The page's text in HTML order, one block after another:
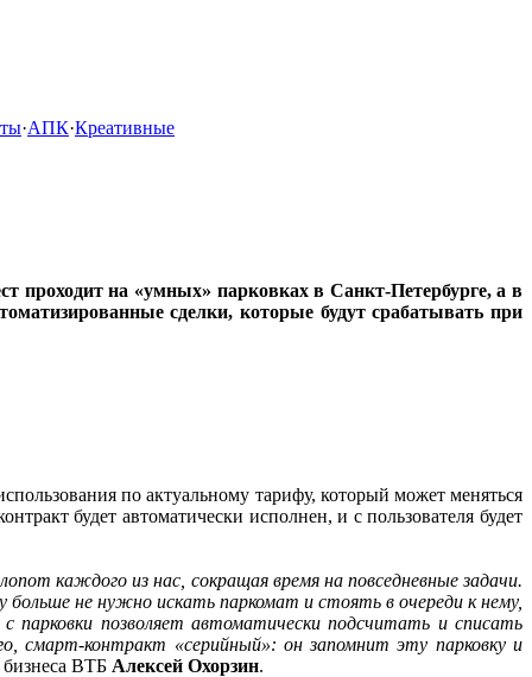
·АПК·Креативные
проходит на «умных» парковках в Санкт-Петербурге, а в
сделки, которые будут срабатывать при
по актуальному тарифу, который может меняться
будет автоматически исполнен, и с пользователя будет
каждого из нас, сокращая время на повседневные задачи.
больше не нужно искать паркомат и стоять в очереди к нему,
парковки позволяет автоматически подсчитать и списать
смарт-контракт «серийный»: он запомнит эту парковку и
бизнеса ВТБ Алексей Охорзин.